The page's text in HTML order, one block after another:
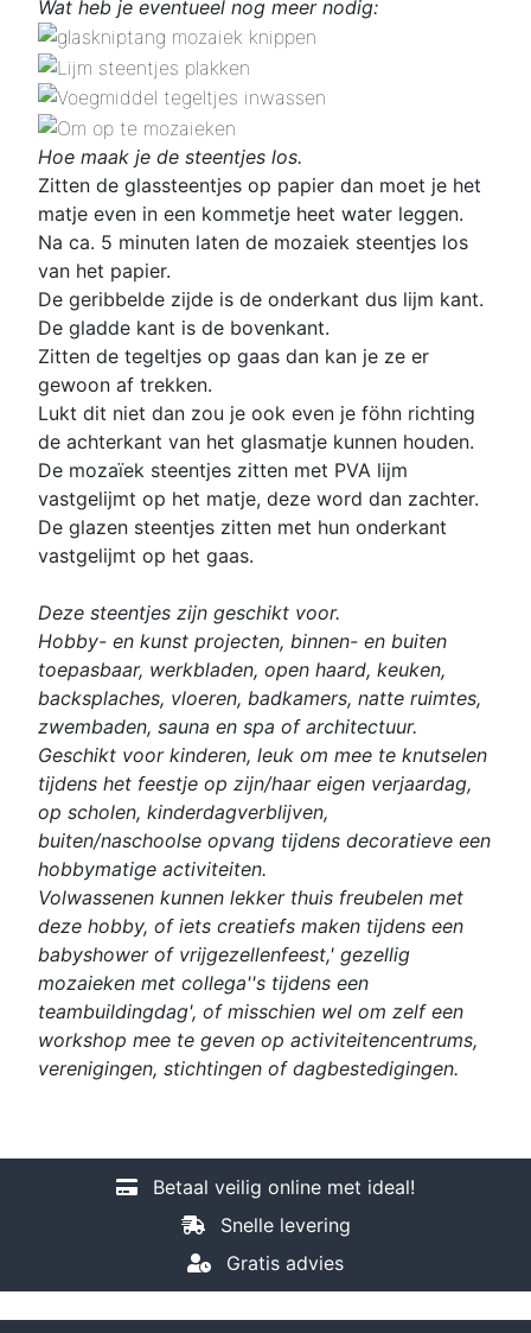
Wat heb je eventueel nog meer nodig:
Hoe maak je de steentjes los.
Zitten de glassteentjes op papier dan moet je het
matje even in een kommetje heet water leggen.
Na ca. 5 minuten laten de mozaiek steentjes los
van het papier.
De geribbelde zijde is de onderkant dus lijm kant.
De gladde kant is de bovenkant.
Zitten de tegeltjes op gaas dan kan je ze er
gewoon af trekken.
Lukt dit niet dan zou je ook even je föhn richting
de achterkant van het glasmatje kunnen houden.
De mozaïek steentjes zitten met PVA lijm
vastgelijmt op het matje, deze word dan zachter.
De glazen steentjes zitten met hun onderkant
vastgelijmt op het gaas.
Deze steentjes zijn geschikt voor.
Hobby- en kunst projecten, binnen- en buiten
toepasbaar, werkbladen, open haard, keuken,
backsplaches, vloeren, badkamers, natte ruimtes,
zwembaden, sauna en spa of architectuur.
Geschikt voor kinderen, leuk om mee te knutselen
tijdens het feestje op zijn/haar eigen verjaardag,
op scholen, kinderdagverblijven,
buiten/naschoolse opvang tijdens decoratieve een
hobbymatige activiteiten.
Volwassenen kunnen lekker thuis freubelen met
deze hobby, of iets creatiefs maken tijdens een
babyshower of vrijgezellenfeest,' gezellig
mozaieken met collega''s tijdens een
teambuildingdag', of misschien wel om zelf een
workshop mee te geven op activiteitencentrums,
verenigingen, stichtingen of dagbestedigingen.
Betaal veilig online met ideal!
Snelle levering
Gratis advies